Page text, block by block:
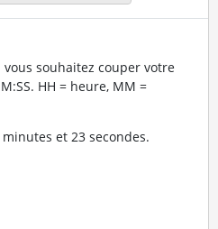
souhaitez couper votre
HH = heure, MM =
et 23 secondes.